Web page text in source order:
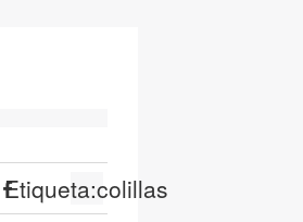
Etiqueta:colillas